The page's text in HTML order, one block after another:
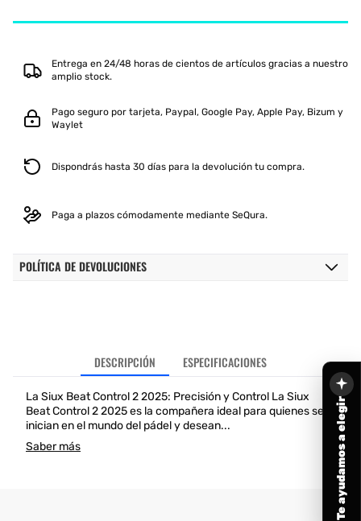
Entrega en 24/48 horas de cientos de artículos gracias a nuestro
amplio stock.
Pago seguro por tarjeta, Paypal, Google Pay, Apple Pay, Bizum y
Waylet
Dispondrás hasta 30 días para la devolución tu compra.
Paga a plazos cómodamente mediante SeQura.
POLÍTICA DE DEVOLUCIONES
DESCRIPCIÓN ESPECIFICACIONES
La Siux Beat Control 2 2025: Precisión y Control La Siux
Beat Control 2 2025 es la compañera ideal para quienes se
inician en el mundo del pádel y desean...
Saber más
Te ayudamos a elegir